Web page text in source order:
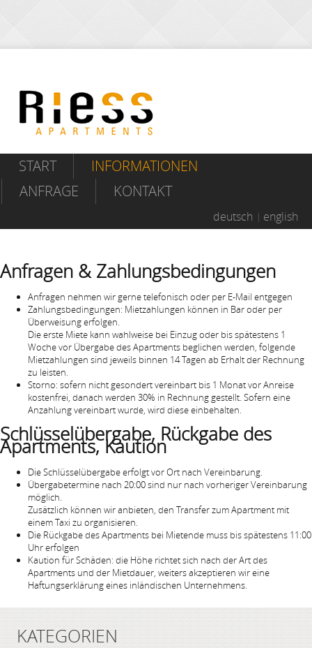
START
INFORMATIONEN
ANFRAGE
KONTAKT
deutsch english
Anfragen & Zahlungsbedingungen
Anfragen nehmen wir gerne telefonisch oder per E-Mail entgegen
Zahlungsbedingungen: Mietzahlungen können in Bar oder per
Überweisung erfolgen.
Die erste Miete kann wahlweise bei Einzug oder bis spätestens 1
Woche vor Übergabe des Apartments beglichen werden, folgende
Mietzahlungen sind jeweils binnen 14 Tagen ab Erhalt der Rechnung
zu leisten.
Storno: sofern nicht gesondert vereinbart bis 1 Monat vor Anreise
kostenfrei, danach werden 30% in Rechnung gestellt. Sofern eine
Anzahlung vereinbart wurde, wird diese einbehalten.
Schlüsselübergabe, Rückgabe des
Apartments, Kaution
Die Schlüsselübergabe erfolgt vor Ort nach Vereinbarung.
Übergabetermine nach 20:00 sind nur nach vorheriger Vereinbarung
möglich.
Zusätzlich können wir anbieten, den Transfer zum Apartment mit
einem Taxi zu organisieren.
Die Rückgabe des Apartments bei Mietende muss bis spätestens 11:00
Uhr erfolgen
Kaution für Schäden: die Höhe richtet sich nach der Art des
Apartments und der Mietdauer, weiters akzeptieren wir eine
Haftungserklärung eines inländischen Unternehmens.
KATEGORIEN